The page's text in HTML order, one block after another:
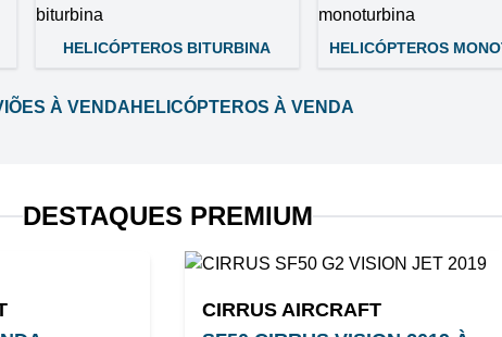
HELICÓPTEROS BITURBINA HELICÓPTEROS
À VENDA HELICÓPTEROS À VENDA
DESTAQUES PREMIUM
CIRRUS AIRCRAFT